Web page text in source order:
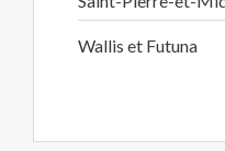
Wallis et Futuna